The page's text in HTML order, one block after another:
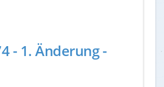
- 1. Änderung -